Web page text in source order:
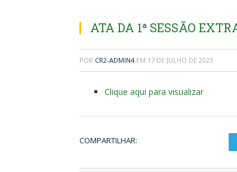
ATA DA 1ª SESSÃO
POR CR2-ADMIN4 EM 17 DE JULHO DE 2023
Clique aqui para visualizar
COMPARTILHAR: